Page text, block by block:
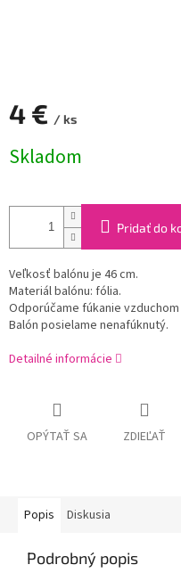
4 € / ks
cena:
Skladom
Pridať do
Veľkosť balónu je 46 cm.
Materiál balónu: fólia.
Odporúčame fúkanie
Balón posielame nenafúknutý.
Detailné informácie
OPÝTAŤ SA ZDIEĽAŤ
Popis Diskusia
Podrobný popis